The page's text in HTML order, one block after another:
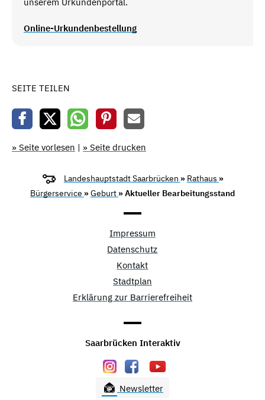
Online-Urkundenbestellung
SEITE TEILEN
» Seite vorlesen | » Seite drucken
Landeshauptstadt Saarbrücken » Rathaus »
Bürgerservice »Geburt » Aktueller Bearbeitungsstand
Impressum
Datenschutz
Kontakt
Stadtplan
Erklärung zur Barrierefreiheit
Saarbrücken Interaktiv
Newsletter